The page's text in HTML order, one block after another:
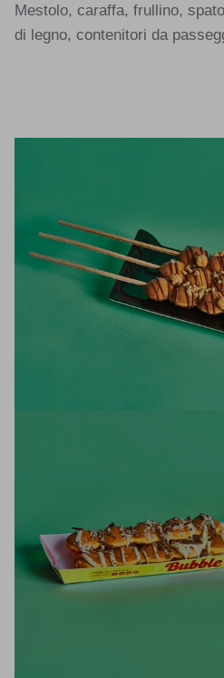
Mestolo, caraffa, frullino,
di legno, contenitori da